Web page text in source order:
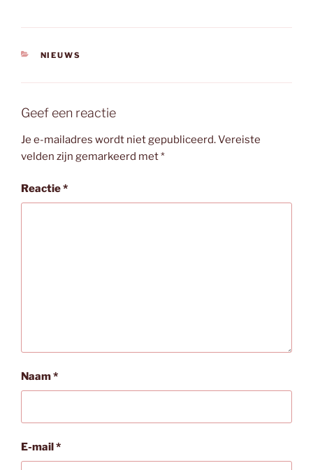
CATEGORIEËN
NIEUWS
Geef een reactie
Je e-mailadres wordt niet gepubliceerd.Vereiste
velden zijn gemarkeerd met*
Reactie*
Naam*
E-mail*